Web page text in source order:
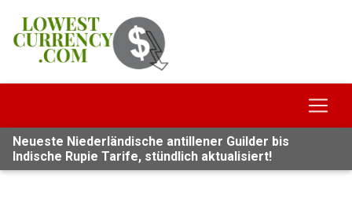
Neueste Niederländische antillener Guilder bis
Indische Rupie Tarife, stündlich aktualisiert!